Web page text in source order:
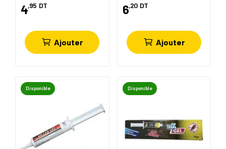
4,95 DT
Ajouter
6,20 DT
Ajouter
Disponible Disponible